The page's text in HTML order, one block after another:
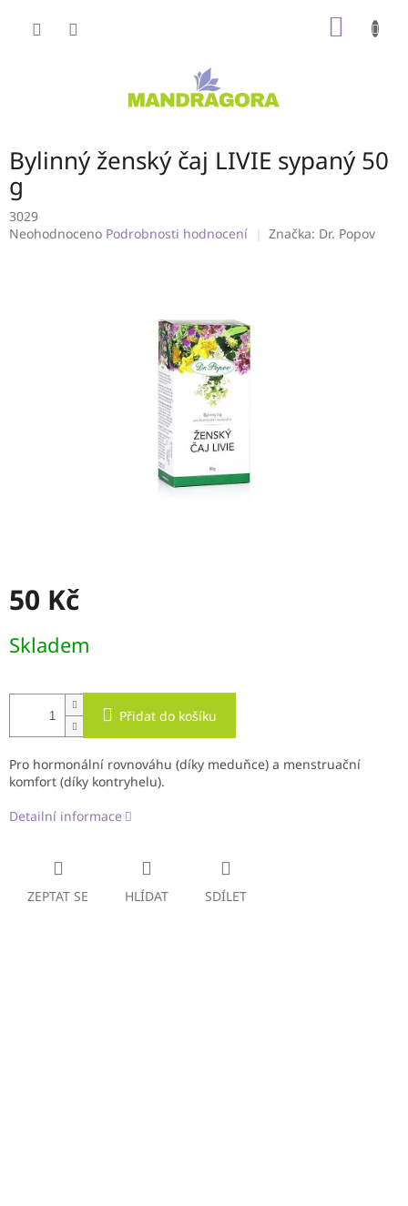
Bylinný ženský čaj LIVIE sypaný 50
g
3029
Průměrné
Neohodnoceno Podrobnosti hodnocení Značka: Dr. Popov
50 Kč
cena:
Skladem
Přidat do košíku
Pro hormonální rovnováhu (díky meduňce) a menstruační
komfort (díky kontryhelu).
Detailní informace
ZEPTAT SE HLÍDAT SDÍLET